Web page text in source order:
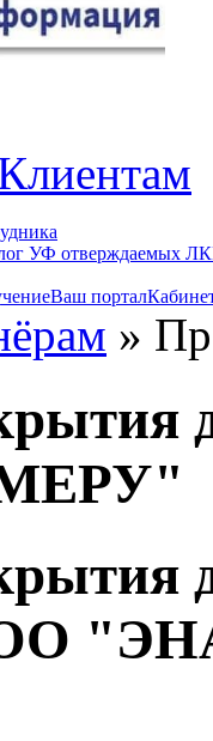
УФ отверждаемых
Ваш портал
»